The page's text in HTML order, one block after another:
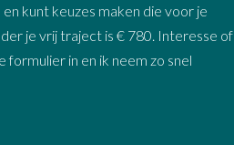
kunt keuzes maken die voor je
je vrij traject is € 780. Interesse of
in en ik neem zo snel